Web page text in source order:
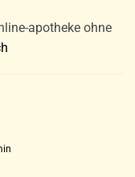
apotheke ohne